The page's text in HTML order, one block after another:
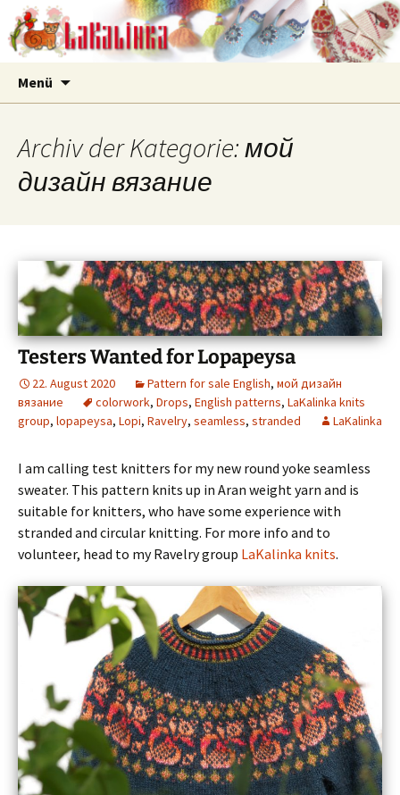
LaKalinka
Menü
Archiv der Kategorie: мой
дизайн вязание
Testers Wanted for Lopapeysa
22. August 2020 Pattern for sale English, мой дизайн
вязание
colorwork, Drops, English patterns, LaKalinka knits
group, lopapeysa, Lopi, Ravelry, seamless, stranded LaKalinka
I am calling test knitters for my new round yoke seamless
sweater. This pattern knits up in Aran weight yarn and is
suitable for knitters, who have some experience with
stranded and circular knitting. For more info and to
volunteer, head to my Ravelry group LaKalinka knits.